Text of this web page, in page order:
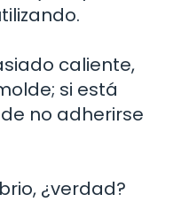
caliente,
si está
no adherirse
¿verdad?